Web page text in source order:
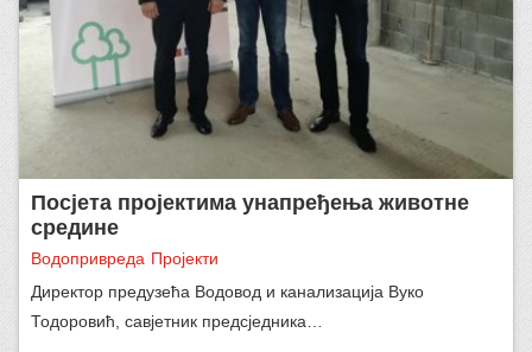
Посјета пројектима унапређења животне
средине
Водопривреда Пројекти
Директор предузећа Водовод и канализација Вуко
Тодоровић, савјетник предсједника…